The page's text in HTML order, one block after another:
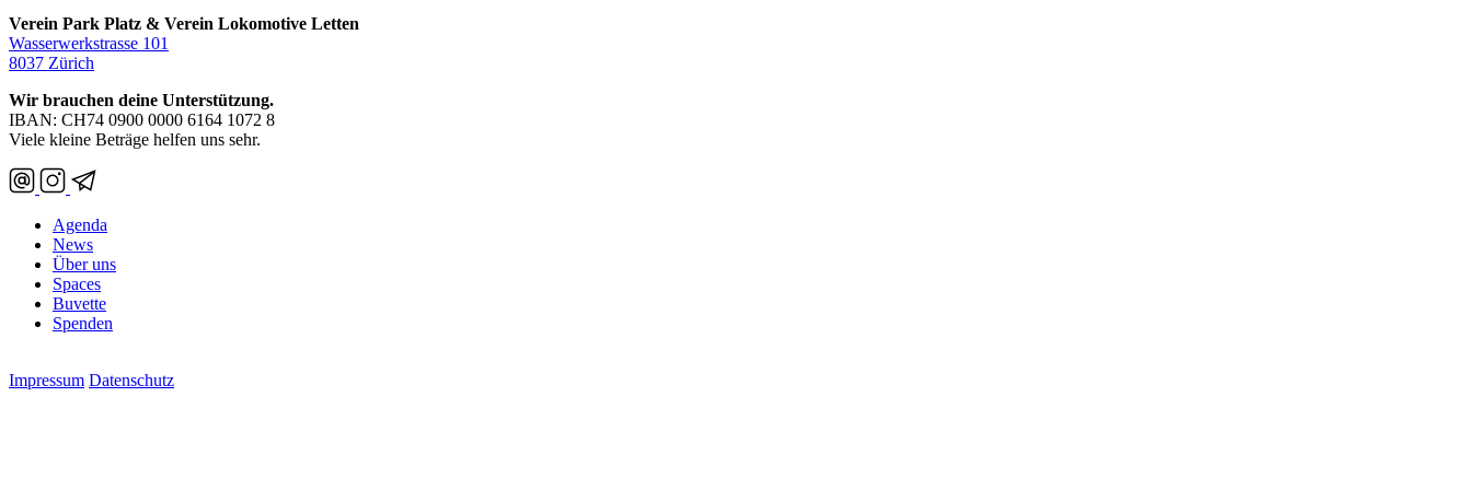
Verein Park Platz & Verein Lokomotive Letten
Wasserwerkstrasse 101
8037 Zürich
Wir brauchen deine Unterstützung.
IBAN: CH74 0900 0000 6164 1072 8
Viele kleine Beträge helfen uns sehr.
Agenda
News
Über uns
Spaces
Buvette
Spenden
Impressum Datenschutz